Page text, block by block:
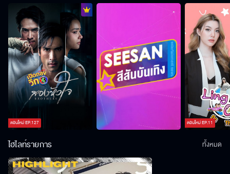
ตอนใหม่EP.127 ตอนใหม่EP.11
ไฮไลท์รายการ ทั้งหมด